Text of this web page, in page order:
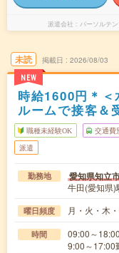
派遣会社 パーソルテ
未読
NEW
掲載日 2026/08/03
時給1600円＊
ルームで接客＆
職種未経験OK 交通費
派遣
勤務地 愛知県知立
牛田(愛知県
曜日頻度 月・火・木
時間
09:00～
9:00～